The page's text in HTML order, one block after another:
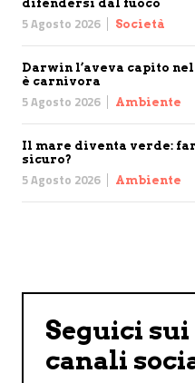
difendersi dal fuoco
5 Agosto 2026 Società
Darwin l’aveva capito nel
è carnivora
5 Agosto 2026 Ambiente
Il mare diventa verde:
sicuro?
5 Agosto 2026 Ambiente
Seguici
canali